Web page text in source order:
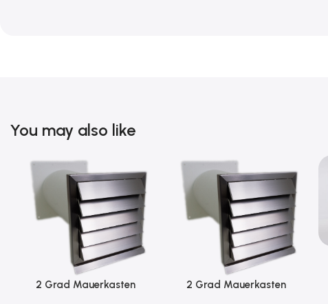
You may also like
2 Grad Mauerkasten
2 Grad Mauerkasten